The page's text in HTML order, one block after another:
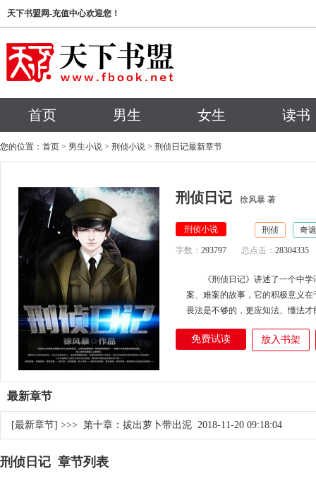
天下书盟网-充值中心欢迎您！
首页 男生 女生 读书
您的位置： 首页 > 男生小说 > 刑侦小说 > 刑侦日记最新章节
刑侦日记 徐风暴 著
刑侦小说 刑侦 奇诡
字数： 293797 总点击： 28304335
《刑侦日记》讲述了一个中
案、难案的故事，它的积极意义
畏法是不够的，更应知法、懂法才
免费试读 放入书架
最新章节
[最新章节] >>> 第十章：拔出萝卜带出泥 2018-11-20 09:18:04
刑侦日记 章节列表